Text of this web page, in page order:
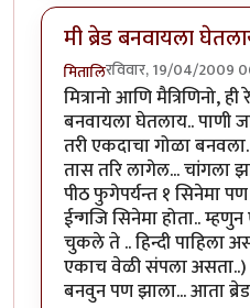
मी ब्रेड बनवायला
मितालिरविवार, 19/04/2009
मित्रानो आणि मैत्रिणिनो,
बनवायला घेतलाय.. पाणी
तरी एकदाचा गोळा
तास तरि लागेल... चांगला
पीठ फुगेपर्यन्त १ सिनेमा
ईन्गजि सिनेमा होता..
चुकले ते .. हिन्दी पाहिला
एकाच वेळी संपला
बनवुन पण झाला... आता ब्रेड